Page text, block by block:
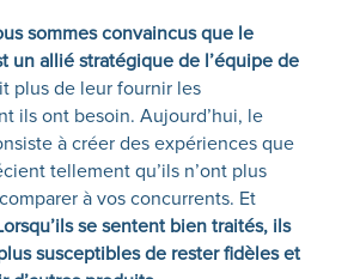
sommes convaincus que le
un allié stratégique de l’équipe de
plus de leur fournir les
ils ont besoin. Aujourd’hui, le
à créer des expériences que
tellement qu’ils n’ont plus
à vos concurrents. Et
se sentent bien traités, ils
susceptibles de rester fidèles et